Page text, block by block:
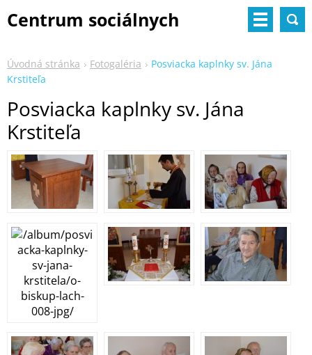
Centrum sociálnych
Úvodná stránka Fotogaléria
Posviacka kaplnky sv. Jána
Krstiteľa
Posviacka kaplnky sv. Jána
Krstiteľa